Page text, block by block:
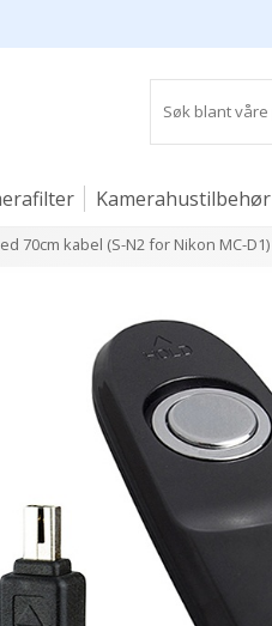
Kamerahustilbehør
70cm kabel (S-N2 for Nikon MC-D1)